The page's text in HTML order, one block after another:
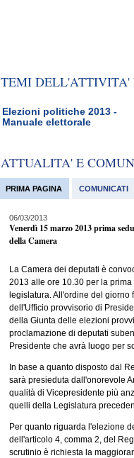
TEMI DELL'ATTIVITA'
Elezioni politiche 2013 -
Manuale elettorale
ATTUALITA' E
PRIMA PAGINA
06/03/2013
Venerdì 15 marzo 2013 prima
della Camera
La Camera dei deputati è
2013 alle ore 10.30 per la
legislatura. All'ordine del giorno
dell'Ufficio provvisorio di
della Giunta delle elezioni
proclamazione di deputati
Presidente che avrà luogo per
In base a quanto disposto dal
sarà presieduta dall'onorevole
qualità di Vicepresidente più
quelli della Legislatura
Per quanto riguarda l'elezione
dell'articolo 4, comma 2, del
scrutinio è richiesta la
COMUNICATI